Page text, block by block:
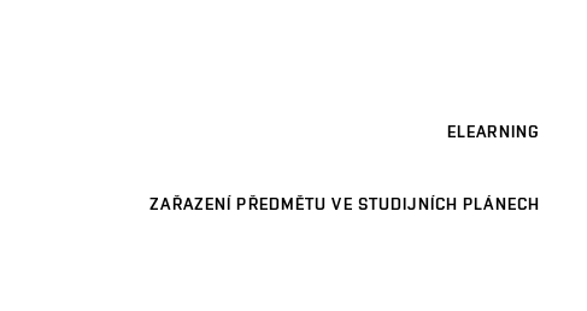
ELEARNING
ZAŘAZENÍ PŘEDMĚTU VE STUDIJNÍCH PLÁNECH